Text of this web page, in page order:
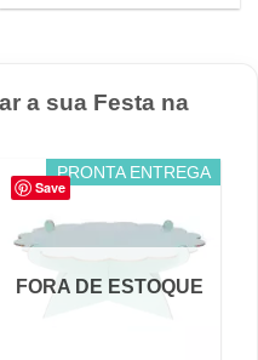
a sua Festa na
Save
PRONTA ENTREGA
FORA DE ESTOQUE